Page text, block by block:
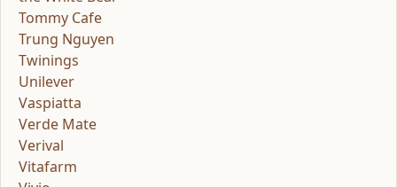
Tommy Cafe
Trung Nguyen
Twinings
Unilever
Vaspiatta
Verde Mate
Verival
Vitafarm